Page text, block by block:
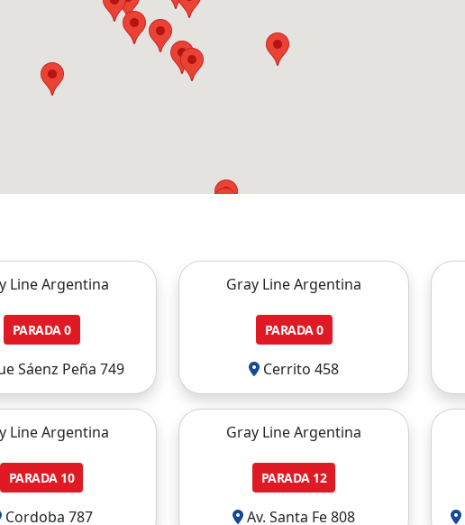
Line Argentina
PARADA0
Sáenz Peña 749
Gray Line Argentina
PARADA0
Cerrito 458
Line Argentina
PARADA10
Cordoba 787
Gray Line Argentina
PARADA12
Av. Santa Fe 808